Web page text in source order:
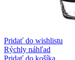
Pridať do wishlistu
Rýchly náhľad